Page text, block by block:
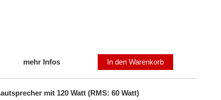
mehr Infos In den Warenkorb
mit 120 Watt (RMS: 60 Watt)